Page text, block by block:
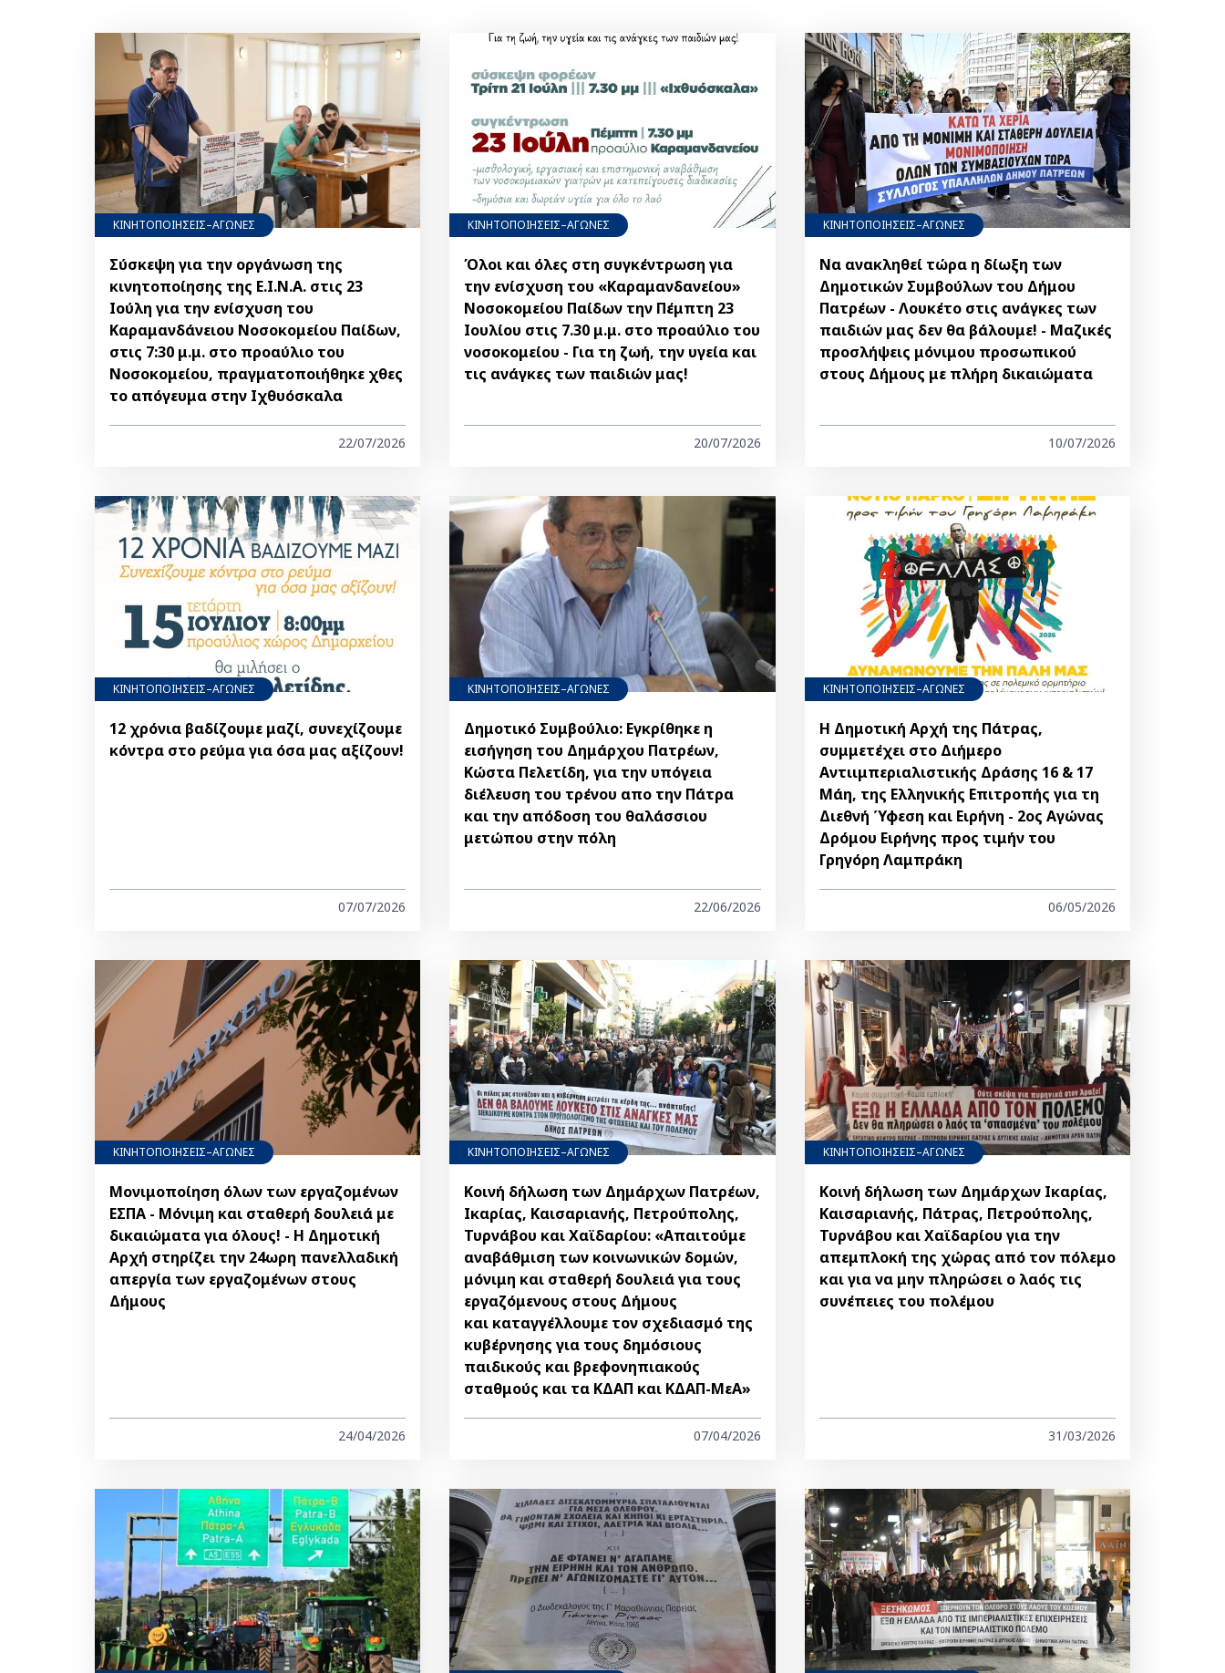
ΚΙΝΗΤΟΠΟΙΗΣΕΙΣ–ΑΓΩΝΕΣ
Σύσκεψη για την οργάνωση της
κινητοποίησης της Ε.Ι.Ν.Α. στις 23
Ιούλη για την ενίσχυση του
Καραμανδάνειου Νοσοκομείου Παίδων,
στις 7:30 μ.μ. στο προαύλιο του
Νοσοκομείου, πραγματοποιήθηκε χθες
το απόγευμα στην Ιχθυόσκαλα
22/07/2026
ΚΙΝΗΤΟΠΟΙΗΣΕΙΣ–ΑΓΩΝΕΣ
Όλοι και όλες στη συγκέντρωση για
την ενίσχυση του «Καραμανδανείου»
Νοσοκομείου Παίδων την Πέμπτη 23
Ιουλίου στις 7.30 μ.μ. στο προαύλιο του
νοσοκομείου - Για τη ζωή, την υγεία και
τις ανάγκες των παιδιών μας!
20/07/2026
ΚΙΝΗΤΟΠΟΙΗΣΕΙΣ–ΑΓΩΝΕΣ
Να ανακληθεί τώρα η δίωξη των
Δημοτικών Συμβούλων του Δήμου
Πατρέων - Λουκέτο στις ανάγκες των
παιδιών μας δεν θα βάλουμε! - Μαζικές
προσλήψεις μόνιμου προσωπικού
στους Δήμους με πλήρη δικαιώματα
10/07/2026
ΚΙΝΗΤΟΠΟΙΗΣΕΙΣ–ΑΓΩΝΕΣ
12 χρόνια βαδίζουμε μαζί, συνεχίζουμε
κόντρα στο ρεύμα για όσα μας αξίζουν!
07/07/2026
ΚΙΝΗΤΟΠΟΙΗΣΕΙΣ–ΑΓΩΝΕΣ
Δημοτικό Συμβούλιο: Εγκρίθηκε η
εισήγηση του Δημάρχου Πατρέων,
Κώστα Πελετίδη, για την υπόγεια
διέλευση του τρένου απο την Πάτρα
και την απόδοση του θαλάσσιου
μετώπου στην πόλη
22/06/2026
ΚΙΝΗΤΟΠΟΙΗΣΕΙΣ–ΑΓΩΝΕΣ
Η Δημοτική Αρχή της Πάτρας,
συμμετέχει στο Διήμερο
Αντιιμπεριαλιστικής Δράσης 16 & 17
Μάη, της Ελληνικής Επιτροπής για τη
Διεθνή Ύφεση και Ειρήνη - 2ος Αγώνας
Δρόμου Ειρήνης προς τιμήν του
Γρηγόρη Λαμπράκη
06/05/2026
ΚΙΝΗΤΟΠΟΙΗΣΕΙΣ–ΑΓΩΝΕΣ
Μονιμοποίηση όλων των εργαζομένων
ΕΣΠΑ - Μόνιμη και σταθερή δουλειά με
δικαιώματα για όλους! - Η Δημοτική
Αρχή στηρίζει την 24ωρη πανελλαδική
απεργία των εργαζομένων στους
Δήμους
24/04/2026
ΚΙΝΗΤΟΠΟΙΗΣΕΙΣ–ΑΓΩΝΕΣ
Κοινή δήλωση των Δημάρχων Πατρέων,
Ικαρίας, Καισαριανής, Πετρούπολης,
Τυρνάβου και Χαϊδαρίου: «Απαιτούμε
αναβάθμιση των κοινωνικών δομών,
μόνιμη και σταθερή δουλειά για τους
εργαζόμενους στους Δήμους
και καταγγέλλουμε τον σχεδιασμό της
κυβέρνησης για τους δημόσιους
παιδικούς και βρεφονηπιακούς
σταθμούς και τα ΚΔΑΠ και ΚΔΑΠ-ΜεΑ»
07/04/2026
ΚΙΝΗΤΟΠΟΙΗΣΕΙΣ–ΑΓΩΝΕΣ
Κοινή δήλωση των Δημάρχων Ικαρίας,
Καισαριανής, Πάτρας, Πετρούπολης,
Τυρνάβου και Χαϊδαρίου για την
απεμπλοκή της χώρας από τον πόλεμο
και για να μην πληρώσει ο λαός τις
συνέπειες του πολέμου
31/03/2026